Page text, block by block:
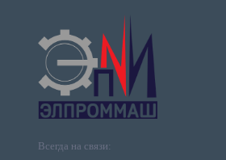
Всегда на связи: